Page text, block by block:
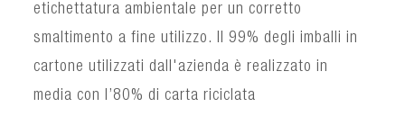
etichettatura ambientale per un corretto
smaltimento a fine utilizzo. Il 99% degli imballi in
cartone utilizzati dall'azienda è realizzato in
media con l’80% di carta riciclata